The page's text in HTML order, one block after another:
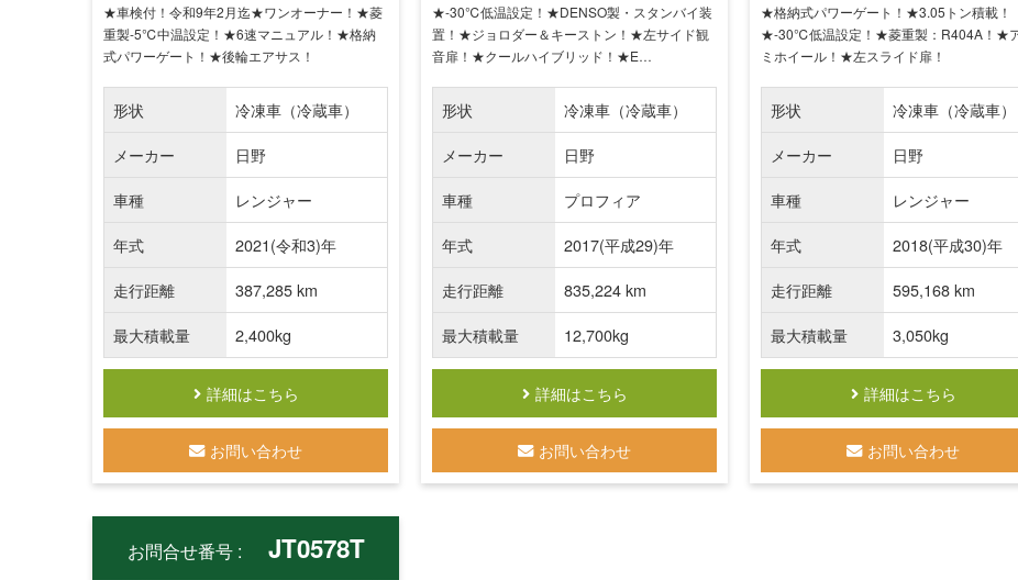
★車検付！令和9年2月迄★ワンオーナー！★菱
重製-5℃中温設定！★6速マニュアル！★格納
式パワーゲート！★後輪エアサス！
形状
冷凍車（冷蔵車）
メーカー
日野
車種
レンジャー
年式
2021(令和3)年
走行距離
387,285 km
最大積載量
2,400kg
詳細はこちら
お問い合わせ
★-30℃低温設定！★DENSO製・スタンバイ装
置！★ジョロダー＆キーストン！★左サイド観
音扉！★クールハイブリッド！★E…
形状
冷凍車（冷蔵車）
メーカー
日野
車種
プロフィア
年式
2017(平成29)年
走行距離
835,224 km
最大積載量
12,700kg
詳細はこちら
お問い合わせ
★格納式パワーゲート！★3.05トン積載！
★-30℃低温設定！★菱重製：R404A！★
ミホイール！★左スライド扉！
形状
冷凍車（冷蔵車）
メーカー
日野
車種
レンジャー
年式
2018(平成30)年
走行距離
595,168 km
最大積載量
3,050kg
詳細はこちら
お問い合わせ
お問合せ番号 : JT0578T